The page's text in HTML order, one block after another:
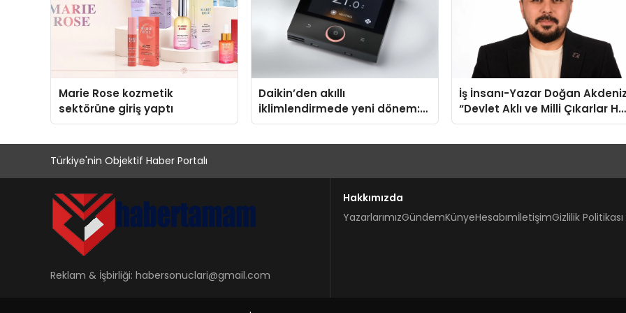
Marie Rose kozmetik
sektörüne giriş yaptı
Daikin’den akıllı
iklimlendirmede yeni dönem:
Madoka Plus Türkiye’de
İş İnsanı-Yazar Doğan
“Devlet Aklı ve Milli Çıkarlar
Şeyin Üzerindedir”
Türkiye'nin Objektif Haber Portalı
Reklam & İşbirliği: habersonuclari@gmail.com
Hakkımızda
YazarlarımızGündemKünyeHesabımİletişimGizlilik Politikası